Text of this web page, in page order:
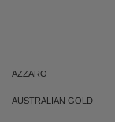
AZZARO
AUSTRALIAN GOLD